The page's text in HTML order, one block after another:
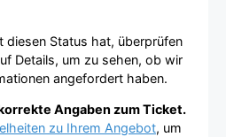
diesen Status hat, überprüfen
Details, um zu sehen, ob wir
angefordert haben.
Angaben zum Ticket.
zu Ihrem Angebot, um